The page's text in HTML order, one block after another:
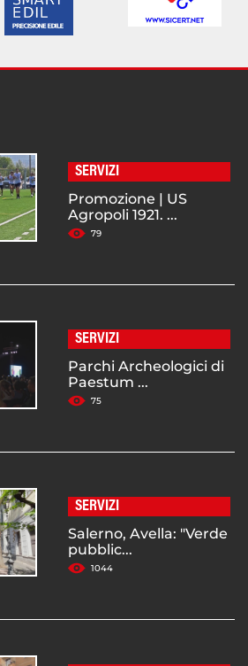
SERVIZI
Promozione | US
Agropoli 1921. ...
79
SERVIZI
Parchi Archeologici di
Paestum ...
75
SERVIZI
Salerno, Avella: "Verde
pubblic...
1044